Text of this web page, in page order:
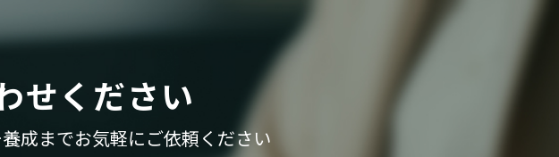
せください
成までお気軽にご依頼ください